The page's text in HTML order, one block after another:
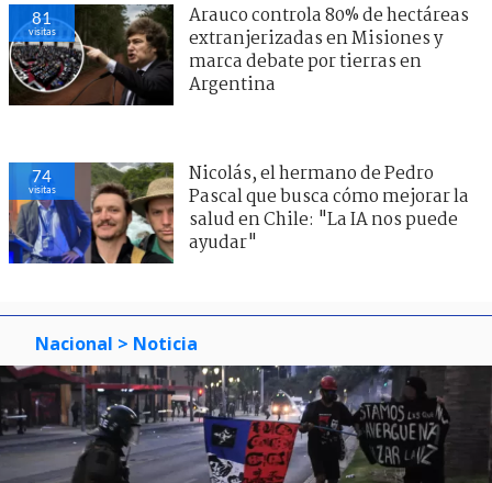
81
visitas
Arauco controla 80% de hectáreas
extranjerizadas en Misiones y
marca debate por tierras en
Argentina
74
visitas
Nicolás, el hermano de Pedro
Pascal que busca cómo mejorar la
salud en Chile: "La IA nos puede
ayudar"
Nacional > Noticia